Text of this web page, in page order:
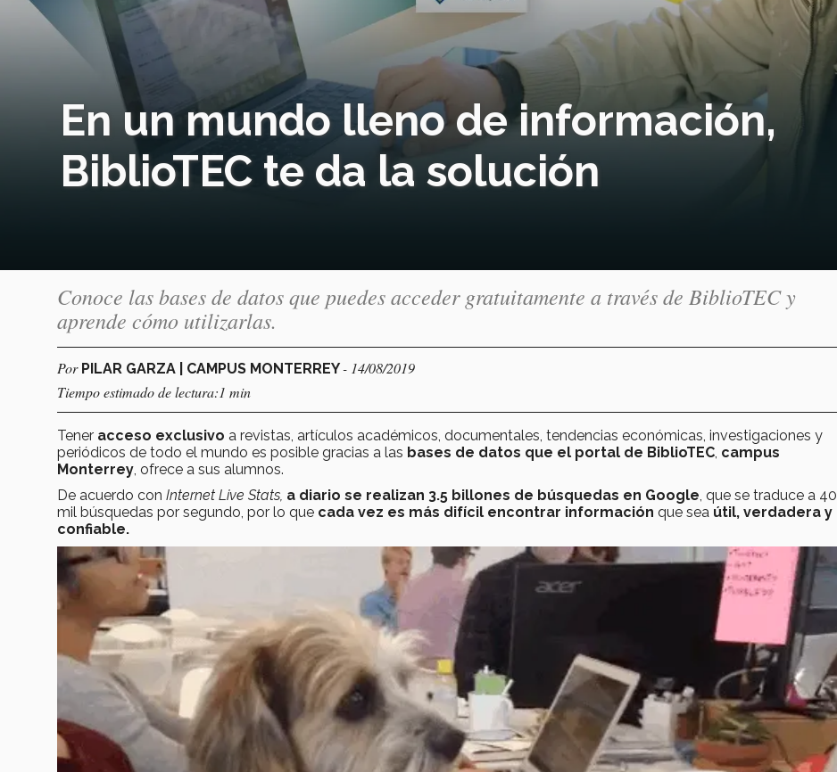
En un mundo lleno de información,
BiblioTEC te da la solución
Conoce las bases de datos que puedes acceder gratuitamente a través de BiblioTEC y
aprende cómo utilizarlas.
Por PILAR GARZA | CAMPUS MONTERREY- 14/08/2019
Tiempo estimado de lectura:1 min
Tener acceso exclusivo a revistas, artículos académicos, documentales, tendencias económicas, investigaciones y
periódicos de todo el mundo es posible gracias a las bases de datos que el portal de BiblioTEC campus
Monterrey , ofrece a sus alumnos.
De acuerdo con Internet Live Stats, a diario se realizan 3.5 billones de búsquedas en Google , que se traduce a 40
mil búsquedas por segundo, por lo que cada vez es más difícil encontrar información que sea útil, verdadera y
confiable.